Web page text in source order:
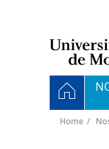
principale
HOME
Home